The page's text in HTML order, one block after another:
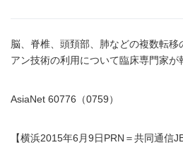
脳、脊椎、頭頚部、肺などの複数転移
アン技術の利用について臨床専門家が
AsiaNet 60776（0759）
【横浜2015年6月9日PRN＝共同通信